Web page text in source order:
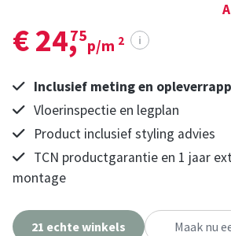
€ 24,
75
p/m 2 i
Inclusief meting en
Vloerinspectie en legplan
Product inclusief styling advies
TCN productgarantie en 1 jaar
montage
21 echte winkels Maak nu